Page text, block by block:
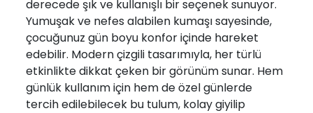
derecede şık ve kullanışlı bir seçenek sunuyor.
Yumuşak ve nefes alabilen kumaşı sayesinde,
çocuğunuz gün boyu konfor içinde hareket
edebilir. Modern çizgili tasarımıyla, her türlü
etkinlikte dikkat çeken bir görünüm sunar. Hem
günlük kullanım için hem de özel günlerde
tercih edilebilecek bu tulum, kolay giyilip